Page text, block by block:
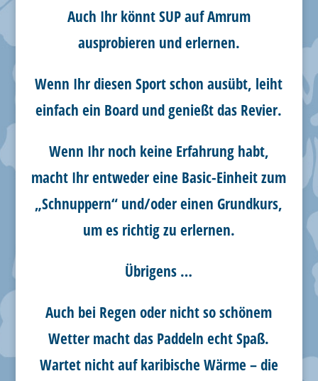
Auch Ihr könnt SUP auf Amrum
ausprobieren und erlernen.
Wenn Ihr diesen Sport schon ausübt, leiht
einfach ein Board und genießt das Revier.
Wenn Ihr noch keine Erfahrung habt,
macht Ihr entweder eine Basic-Einheit zum
„Schnuppern“ und/oder einen Grundkurs,
um es richtig zu erlernen.
Übrigens …
Auch bei Regen oder nicht so schönem
Wetter macht das Paddeln echt Spaß.
Wartet nicht auf karibische Wärme – die